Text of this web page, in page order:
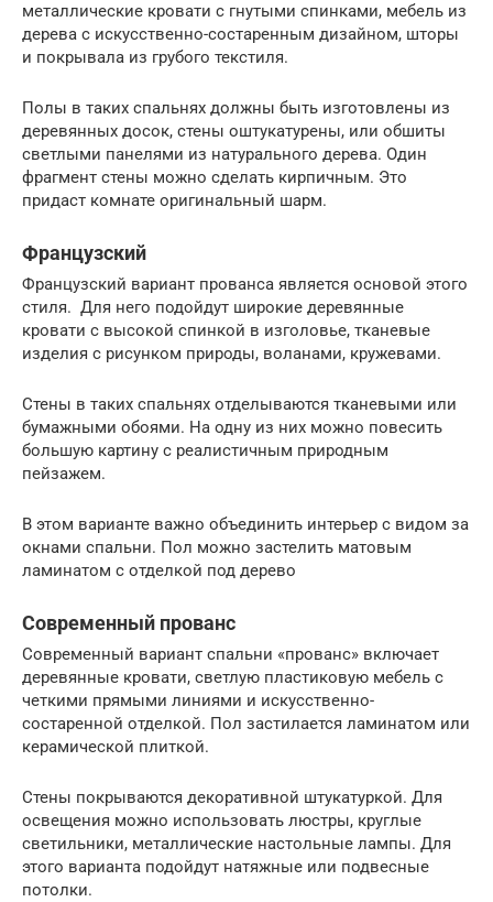
металлические кровати с гнутыми спинками, мебель из
дерева с искусственно-состаренным дизайном, шторы
и покрывала из грубого текстиля.
Полы в таких спальнях должны быть изготовлены из
деревянных досок, стены оштукатурены, или обшиты
светлыми панелями из натурального дерева. Один
фрагмент стены можно сделать кирпичным. Это
придаст комнате оригинальный шарм.
Французский
Французский вариант прованса является основой этого
стиля. Для него подойдут широкие деревянные
кровати с высокой спинкой в изголовье, тканевые
изделия с рисунком природы, воланами, кружевами.
Стены в таких спальнях отделываются тканевыми или
бумажными обоями. На одну из них можно повесить
большую картину с реалистичным природным
пейзажем.
В этом варианте важно объединить интерьер с видом за
окнами спальни. Пол можно застелить матовым
ламинатом с отделкой под дерево
Современный прованс
Современный вариант спальни «прованс» включает
деревянные кровати, светлую пластиковую мебель с
четкими прямыми линиями и искусственно-
состаренной отделкой. Пол застилается ламинатом или
керамической плиткой.
Стены покрываются декоративной штукатуркой. Для
освещения можно использовать люстры, круглые
светильники, металлические настольные лампы. Для
этого варианта подойдут натяжные или подвесные
потолки.